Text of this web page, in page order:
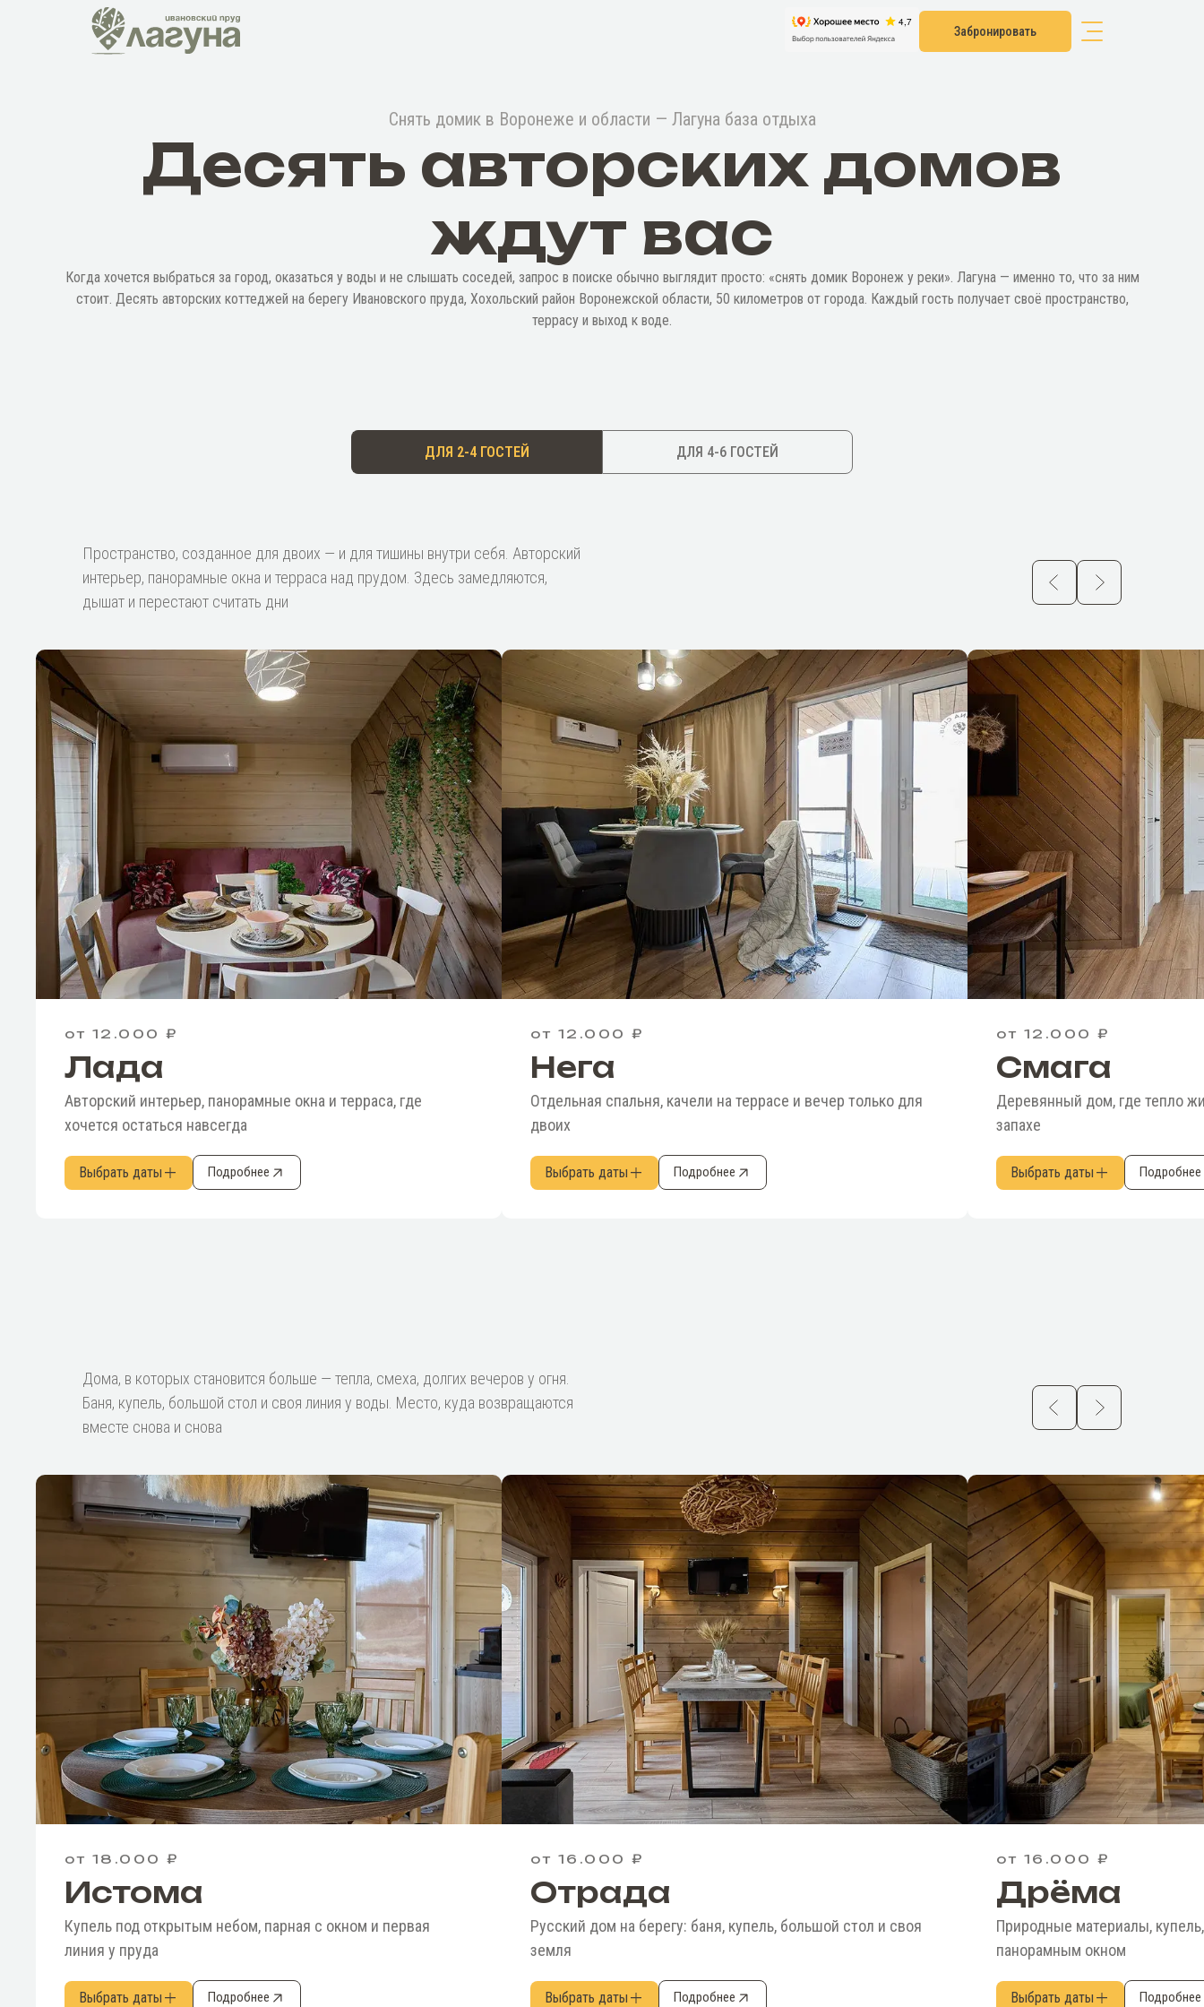
Забронировать
Снять домик в Воронеже и области — Лагуна база отдыха
Десять авторских домов
ждут вас
Когда хочется выбраться за город, оказаться у воды и не слышать соседей, запрос в поиске обычно выглядит просто: «снять домик Воронеж у реки». Лагуна — именно то, что за ним
стоит. Десять авторских коттеджей на берегу Ивановского пруда, Хохольский район Воронежской области, 50 километров от города. Каждый гость получает своё пространство,
террасу и выход к воде.
ДЛЯ 2-4 ГОСТЕЙ ДЛЯ 4-6 ГОСТЕЙ
Пространство, созданное для двоих — и для тишины внутри себя. Авторский
интерьер, панорамные окна и терраса над прудом. Здесь замедляются,
дышат и перестают считать дни
от 12.000 ₽
Лада
Авторский интерьер, панорамные окна и терраса, где
хочется остаться навсегда
Выбрать даты Подробнее
от 12.000 ₽
Нега
Отдельная спальня, качели на террасе и вечер только для
двоих
Выбрать даты Подробнее
от 12.000 ₽
Смага
Деревянный дом, где тепло
запахе
Выбрать даты Подробнее
Дома, в которых становится больше — тепла, смеха, долгих вечеров у огня.
Баня, купель, большой стол и своя линия у воды. Место, куда возвращаются
вместе снова и снова
от 18.000 ₽
Истома
Купель под открытым небом, парная с окном и первая
линия у пруда
Выбрать даты Подробнее
от 16.000 ₽
Отрада
Русский дом на берегу: баня, купель, большой стол и своя
земля
Выбрать даты Подробнее
от 16.000 ₽
Дрёма
Природные материалы,
панорамным окном
Выбрать даты Подробнее